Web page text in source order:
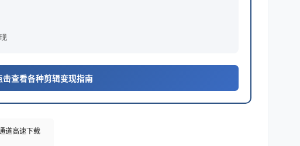
击查看各种剪辑变现指南
道高速下载